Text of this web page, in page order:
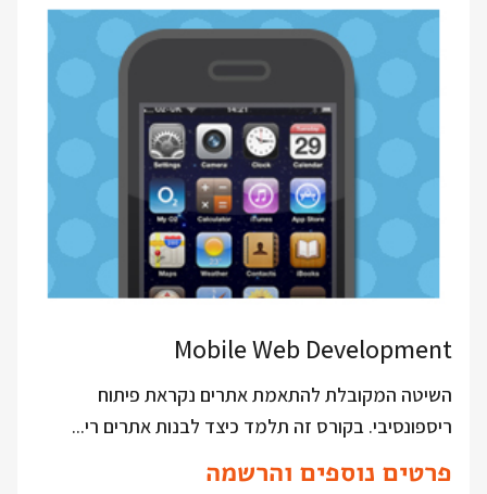
Mobile Web Development
השיטה המקובלת להתאמת אתרים נקראת פיתוח
ריספונסיבי. בקורס זה תלמד כיצד לבנות אתרים רי...
פרטים נוספים והרשמה